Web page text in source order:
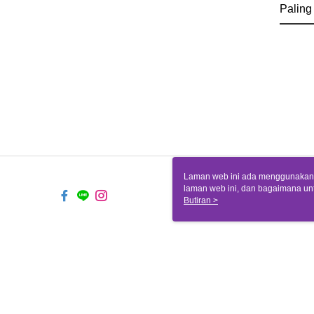
Laman web ini ada
laman web ini, dan bagaimana
komputer anda, sila rujuk
komputer anda. Jika anda tidak
Butiran >